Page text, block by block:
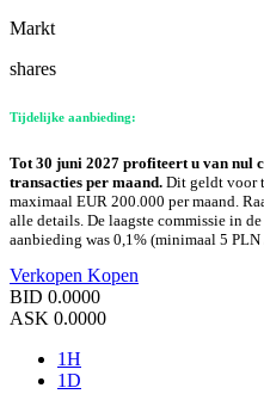
Markt
shares
Tijdelijke aanbieding:
Tot 30 juni 2027 profiteert u van nul
transacties per maand. Dit geldt voor
maximaal EUR 200.000 per maand.
alle details. De laagste commissie in
aanbieding was 0,1% (minimaal 5
Verkopen Kopen
BID 0.0000
ASK 0.0000
1H
1D